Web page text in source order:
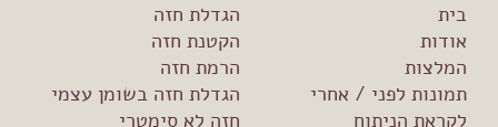
בית
אודות
המלצות
תמונות לפני / אחרי
לקראת הניתוח
הגדלת חזה
הקטנת חזה
הרמת חזה
הגדלת חזה בשומן עצמי
חזה לא סימטרי